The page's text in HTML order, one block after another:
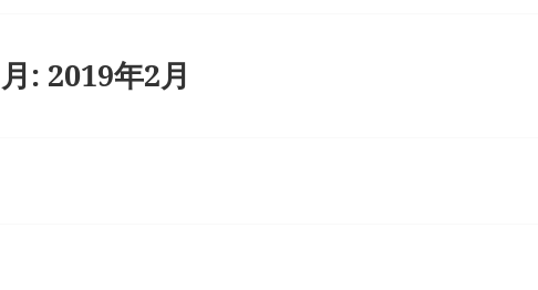
月: 2019年2月